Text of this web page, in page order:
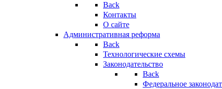
Back
Контакты
О сайте
Административная реформа
Back
Технологические схемы
Законодательство
Back
Федеральное